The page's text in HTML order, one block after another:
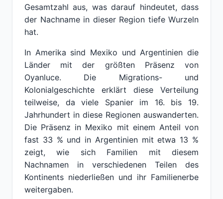
Gesamtzahl aus, was darauf hindeutet, dass
der Nachname in dieser Region tiefe Wurzeln
hat.
In Amerika sind Mexiko und Argentinien die
Länder mit der größten Präsenz von
Oyanluce. Die Migrations- und
Kolonialgeschichte erklärt diese Verteilung
teilweise, da viele Spanier im 16. bis 19.
Jahrhundert in diese Regionen auswanderten.
Die Präsenz in Mexiko mit einem Anteil von
fast 33 % und in Argentinien mit etwa 13 %
zeigt, wie sich Familien mit diesem
Nachnamen in verschiedenen Teilen des
Kontinents niederließen und ihr Familienerbe
weitergaben.